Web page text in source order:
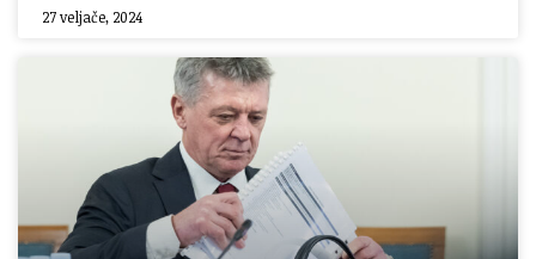
27 veljače, 2024